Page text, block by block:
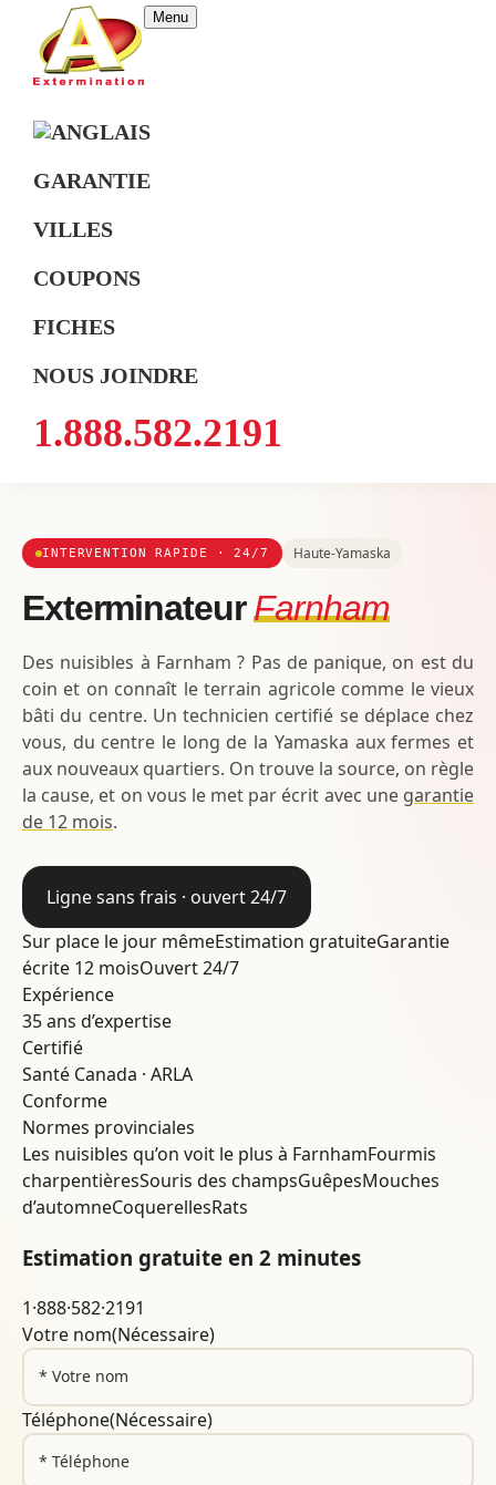
primary
main
footer
Extermination
Montréal,
et
Menu
GARANTIE
VILLES
COUPONS
FICHES
NOUS JOINDRE
1.888.582.2191
INTERVENTION RAPIDE · 24/7 Haute-Yamaska
ExterminateurFarnham
Des nuisibles à Farnham ? Pas de panique, on est du
coin et on connaît le terrain agricole comme le vieux
bâti du centre. Un technicien certifié se déplace chez
vous, du centre le long de la Yamaska aux fermes et
aux nouveaux quartiers. On trouve la source, on règle
la cause, et on vous le met par écrit avec une garantie
de 12 mois.
Ligne sans frais · ouvert 24/7
Sur place le jour mêmeEstimation gratuiteGarantie
écrite 12 moisOuvert 24/7
Expérience
35 ans d’expertise
Certifié
Santé Canada · ARLA
Conforme
Normes provinciales
Les nuisibles qu’on voit le plus à FarnhamFourmis
charpentièresSouris des champsGuêpesMouches
d’automneCoquerellesRats
Estimation gratuite en 2 minutes
1·888·582·2191
Votre nom(Nécessaire)
Téléphone(Nécessaire)